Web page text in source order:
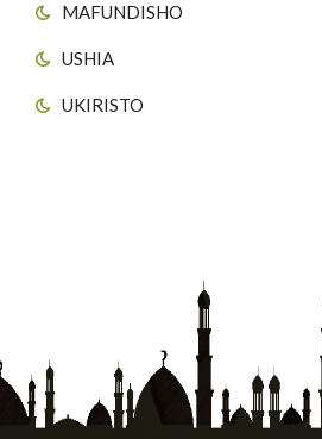
MAFUNDISHO
USHIA
UKIRISTO